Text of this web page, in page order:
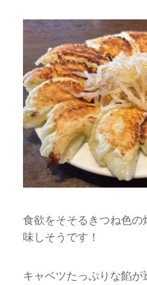
食欲をそそるきつね色の
味しそうです！
キャベツたっぷりな餡が